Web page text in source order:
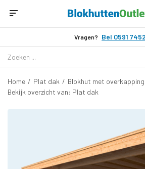
Vragen? Bel 0591
Home / Plat dak / Blokhut met
Bekijk overzicht van: Plat dak